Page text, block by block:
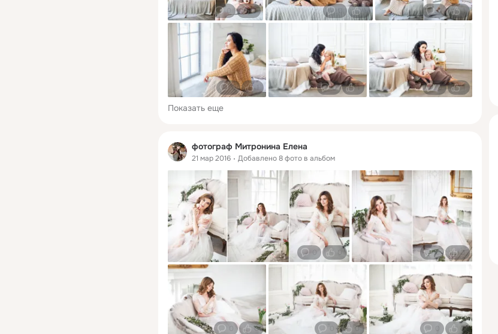
0 2 0 1 0 1
0 1 0 1 0 1
Показать еще
фотограф Митронина Елена
21 мар 2016 Добавлено 8 фото в альбом
0 0 0
0 0 0 0